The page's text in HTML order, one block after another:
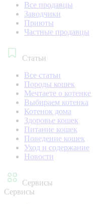
Все продавцы
Заводчики
Приюты
Частные продавцы
Статьи
Все статьи
Породы кошек
Мечтаете о котенке
Выбираем котенка
Котенок дома
Здоровье кошек
Питание кошек
Поведение кошек
Уход и содержание
Новости
Сервисы
Сервисы